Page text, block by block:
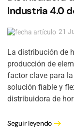
Industria 4.0
21
La distribución de
producción de
factor clave para
solución fiable y
distribuidora de
Seguir leyendo